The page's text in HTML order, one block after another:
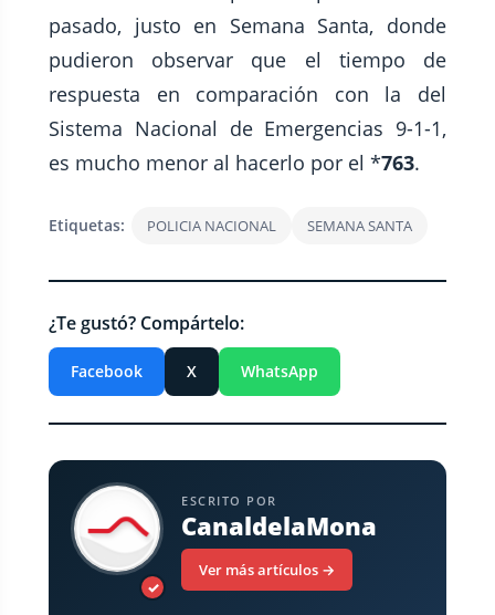
pasado, justo en Semana Santa, donde
pudieron observar que el tiempo de
respuesta en comparación con la del
Sistema Nacional de Emergencias 9-1-1,
es mucho menor al hacerlo por el *763.
Etiquetas: POLICIA NACIONAL SEMANA SANTA
¿Te gustó? Compártelo:
Facebook X WhatsApp
✓
ESCRITO POR
CanaldelaMona
Ver más artículos →